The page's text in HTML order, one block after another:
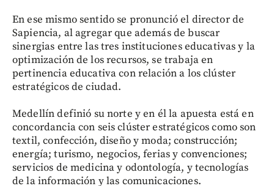
En ese mismo sentido se pronunció el director de
Sapiencia, al agregar que además de buscar
sinergias entre las tres instituciones educativas y la
optimización de los recursos, se trabaja en
pertinencia educativa con relación a los clúster
estratégicos de ciudad.
Medellín definió su norte y en él la apuesta está en
concordancia con seis clúster estratégicos como son
textil, confección, diseño y moda; construcción;
energía; turismo, negocios, ferias y convenciones;
servicios de medicina y odontología, y tecnologías
de la información y las comunicaciones.